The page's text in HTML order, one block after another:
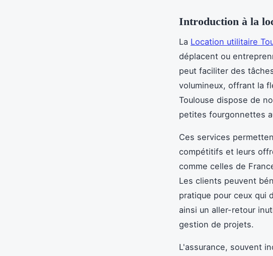
Introduction à la
La Location utilitaire
déplacent ou
peut faciliter des
volumineux, offrant la
Toulouse dispose de
petites fourgonnettes
Ces services
compétitifs et leurs
comme celles de
Les clients peuvent
pratique pour ceux qui
ainsi un aller-retour
gestion de projets.
L'assurance, souvent